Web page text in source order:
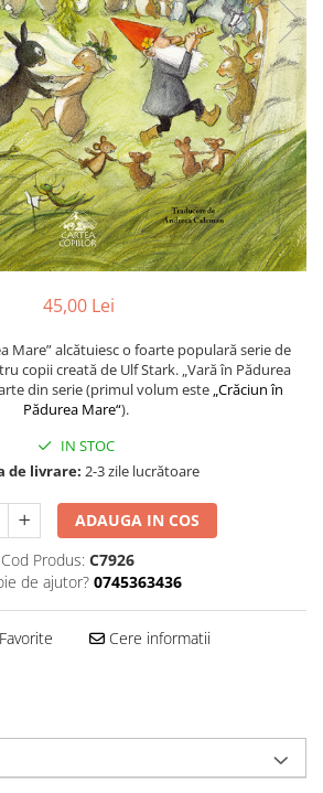
45,00 Lei
Mare” alcătuiesc o foarte populară serie de
copii creată de Ulf Stark. „Vară în Pădurea
din serie (primul volum este „Crăciun în
Pădurea Mare“).
IN STOC
de livrare: 2-3 zile lucrătoare
ADAUGA IN COS
Cod Produs: C7926
de ajutor? 0745363436
Cere informatii